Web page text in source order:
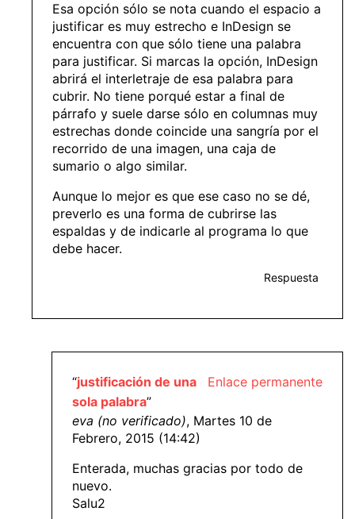
Esa opción sólo se nota cuando el espacio a
justificar es muy estrecho e InDesign se
encuentra con que sólo tiene una palabra
para justificar. Si marcas la opción, InDesign
abrirá el interletraje de esa palabra para
cubrir. No tiene porqué estar a final de
párrafo y suele darse sólo en columnas muy
estrechas donde coincide una sangría por el
recorrido de una imagen, una caja de
sumario o algo similar.
Aunque lo mejor es que ese caso no se dé,
preverlo es una forma de cubrirse las
espaldas y de indicarle al programa lo que
debe hacer.
Respuesta
Enlace permanente
“justificación de una
sola palabra”
eva (no verificado), Martes 10 de
Febrero, 2015 (14:42)
Enterada, muchas gracias por todo de
nuevo.
Salu2